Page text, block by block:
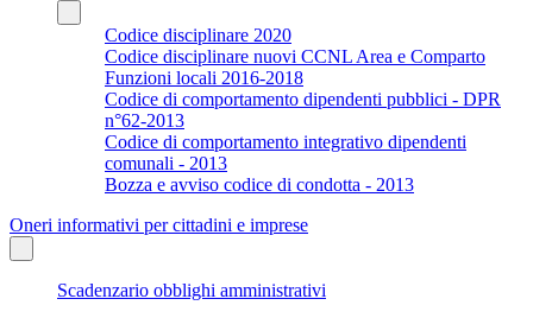
Codice disciplinare 2020
Codice disciplinare nuovi CCNL Area e Comparto
Funzioni locali 2016-2018
Codice di comportamento dipendenti pubblici - DPR
n°62-2013
Codice di comportamento integrativo dipendenti
comunali - 2013
Bozza e avviso codice di condotta - 2013
Oneri informativi per cittadini e imprese
Scadenzario obblighi amministrativi